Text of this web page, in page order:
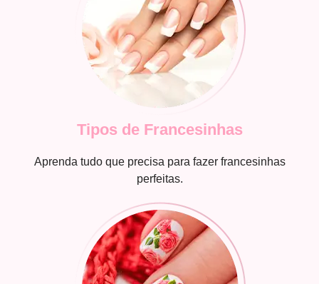
Tipos de Francesinhas
Aprenda tudo que precisa para fazer francesinhas
perfeitas.